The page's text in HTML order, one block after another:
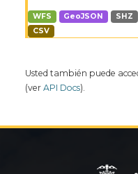
WFS GeoJSON SHZ
CSV
Usted también puede
(ver API Docs).